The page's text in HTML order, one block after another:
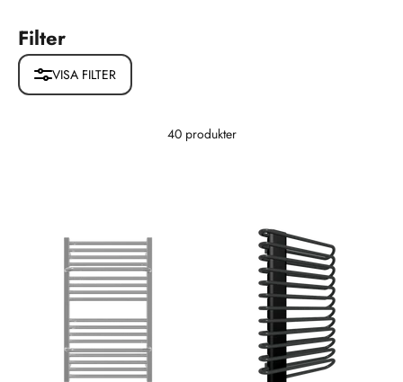
Filter
VISA FILTER
40 produkter